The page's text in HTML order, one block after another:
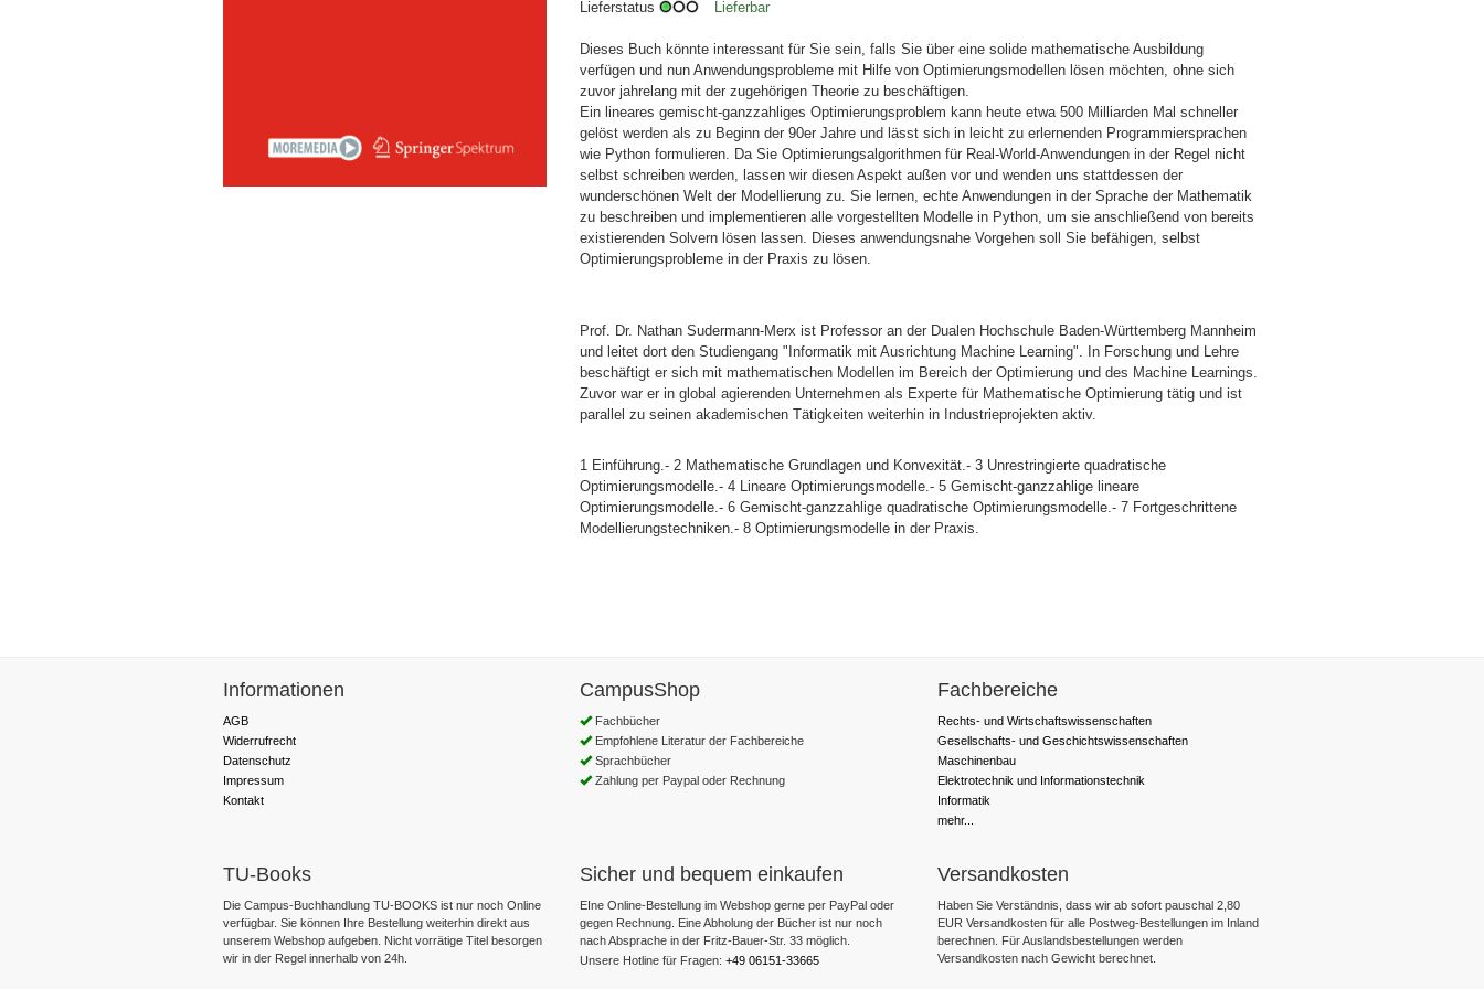
Lieferstatus Lieferbar
Dieses Buch könnte interessant für Sie sein, falls Sie über eine solide mathematische Ausbildung
verfügen und nun Anwendungsprobleme mit Hilfe von Optimierungsmodellen lösen möchten, ohne sich
zuvor jahrelang mit der zugehörigen Theorie zu beschäftigen.
Ein lineares gemischt-ganzzahliges Optimierungsproblem kann heute etwa 500 Milliarden Mal schneller
gelöst werden als zu Beginn der 90er Jahre und lässt sich in leicht zu erlernenden Programmiersprachen
wie Python formulieren. Da Sie Optimierungsalgorithmen für Real-World-Anwendungen in der Regel nicht
selbst schreiben werden, lassen wir diesen Aspekt außen vor und wenden uns stattdessen der
wunderschönen Welt der Modellierung zu. Sie lernen, echte Anwendungen in der Sprache der Mathematik
zu beschreiben und implementieren alle vorgestellten Modelle in Python, um sie anschließend von bereits
existierenden Solvern lösen lassen. Dieses anwendungsnahe Vorgehen soll Sie befähigen, selbst
Optimierungsprobleme in der Praxis zu lösen.
Prof. Dr. Nathan Sudermann-Merx ist Professor an der Dualen Hochschule Baden-Württemberg Mannheim
und leitet dort den Studiengang "Informatik mit Ausrichtung Machine Learning". In Forschung und Lehre
beschäftigt er sich mit mathematischen Modellen im Bereich der Optimierung und des Machine Learnings.
Zuvor war er in global agierenden Unternehmen als Experte für Mathematische Optimierung tätig und ist
parallel zu seinen akademischen Tätigkeiten weiterhin in Industrieprojekten aktiv.
1 Einführung.- 2 Mathematische Grundlagen und Konvexität.- 3 Unrestringierte quadratische
Optimierungsmodelle.- 4 Lineare Optimierungsmodelle.- 5 Gemischt-ganzzahlige lineare
Optimierungsmodelle.- 6 Gemischt-ganzzahlige quadratische Optimierungsmodelle.- 7 Fortgeschrittene
Modellierungstechniken.- 8 Optimierungsmodelle in der Praxis.
Informationen
AGB
Widerrufrecht
Datenschutz
Impressum
Kontakt
CampusShop
Fachbücher
Empfohlene Literatur der Fachbereiche
Sprachbücher
Zahlung per Paypal oder Rechnung
Fachbereiche
Rechts- und Wirtschaftswissenschaften
Gesellschafts- und Geschichtswissenschaften
Maschinenbau
Elektrotechnik und Informationstechnik
Informatik
mehr...
TU-Books
Die Campus-Buchhandlung TU-BOOKS ist nur noch Online
verfügbar. Sie können Ihre Bestellung weiterhin direkt aus
unserem Webshop aufgeben. Nicht vorrätige Titel besorgen
wir in der Regel innerhalb von 24h.
Sicher und bequem einkaufen
EIne Online-Bestellung im Webshop gerne per PayPal oder
gegen Rechnung. Eine Abholung der Bücher ist nur noch
nach Absprache in der Fritz-Bauer-Str. 33 möglich.
Unsere Hotline für Fragen:+49 06151-33665
Versandkosten
Haben Sie Verständnis, dass wir ab sofort pauschal 2,80
EUR Versandkosten für alle Postweg-Bestellungen im Inland
berechnen. Für Auslandsbestellungen werden
Versandkosten nach Gewicht berechnet.